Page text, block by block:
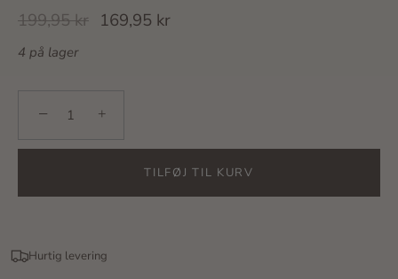
199,95 kr 169,95 kr
4 på lager
− +
TILFØJ TIL KURV
Hurtig levering